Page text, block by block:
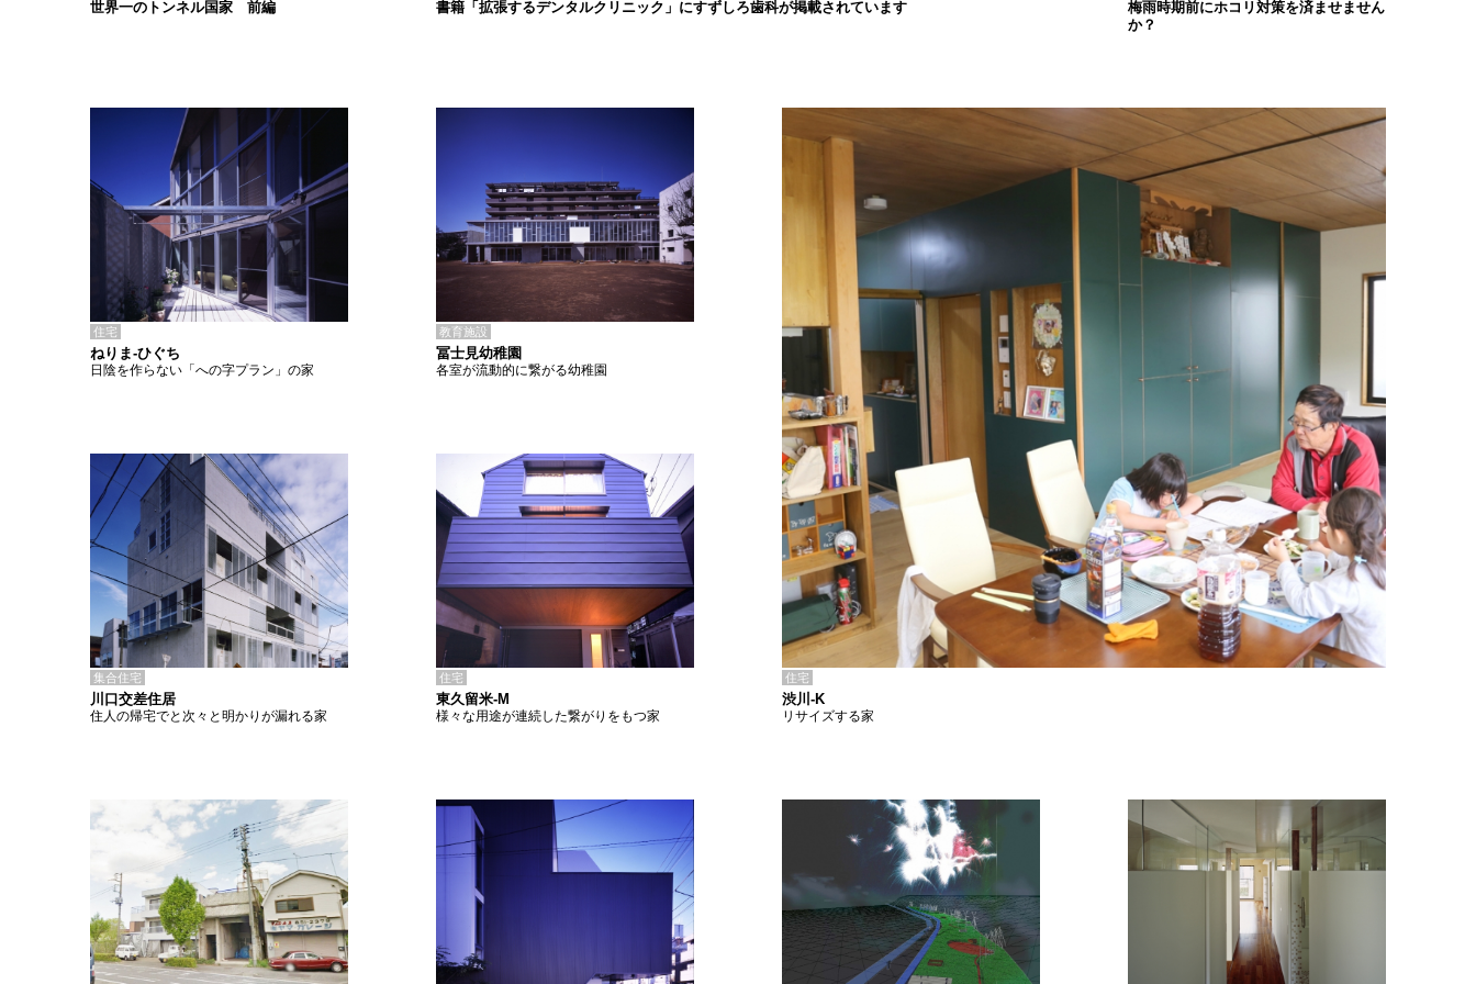
書籍「拡張するデンタルクリニック」にすずしろ歯科が掲載されています
世界一のトンネル国家 前編
梅雨時期前にホコリ対策を済ませません
か？
住宅
ねりま-ひぐち
日陰を作らない「への字プラン」の家
教育施設
冨士見幼稚園
各室が流動的に繋がる幼稚園
集合住宅
川口交差住居
住人の帰宅でと次々と明かりが漏れる家
住宅
東久留米-M
様々な用途が連続した繋がりをもつ家
住宅
渋川-K
リサイズする家